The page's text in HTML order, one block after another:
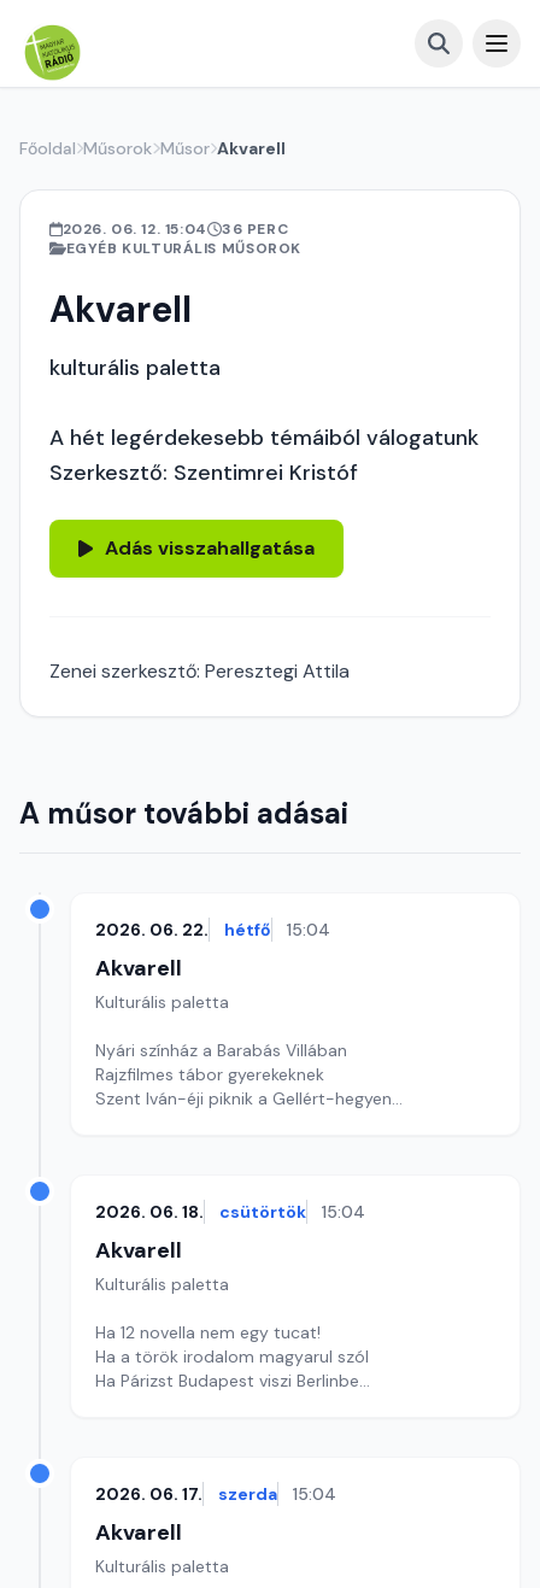
Főoldal Műsorok Műsor Akvarell
2026. 06. 12. 15:04
36 PERC
EGYÉB KULTURÁLIS MŰSOROK
Akvarell
kulturális paletta
A hét legérdekesebb témáiból válogatunk
Szerkesztő: Szentimrei Kristóf
Adás visszahallgatása
Zenei szerkesztő: Peresztegi Attila
A műsor további adásai
2026. 06. 22. hétfő 15:04
Akvarell
Kulturális paletta
Nyári színház a Barabás Villában
Rajzfilmes tábor gyerekeknek
Szent Iván-éji piknik a Gellért-hegyen
2026. 06. 18. csütörtök 15:04
Akvarell
Kulturális paletta
Ha 12 novella nem egy tucat!
Ha a török irodalom magyarul szól
Ha Párizst Budapest viszi Berlinbe
2026. 06. 17. szerda 15:04
Akvarell
Kulturális paletta